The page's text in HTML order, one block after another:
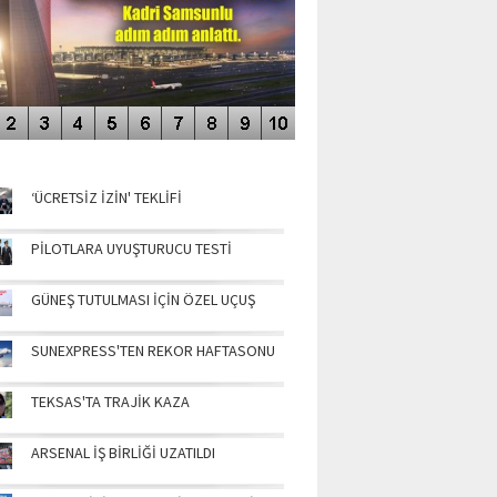
‘ÜCRETSİZ İZİN' TEKLİFİ
PİLOTLARA UYUŞTURUCU TESTİ
GÜNEŞ TUTULMASI İÇİN ÖZEL UÇUŞ
SUNEXPRESS'TEN REKOR HAFTASONU
TEKSAS'TA TRAJİK KAZA
ARSENAL İŞ BİRLİĞİ UZATILDI